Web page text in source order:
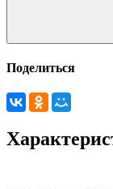
Поделиться